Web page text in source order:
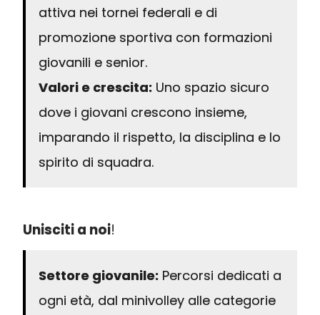
attiva nei tornei federali e di
promozione sportiva con formazioni
giovanili e senior.
Valori e crescita: Uno spazio sicuro
dove i giovani crescono insieme,
imparando il rispetto, la disciplina e lo
spirito di squadra.
Unisciti a noi!
Settore giovanile: Percorsi dedicati a
ogni età, dal minivolley alle categorie